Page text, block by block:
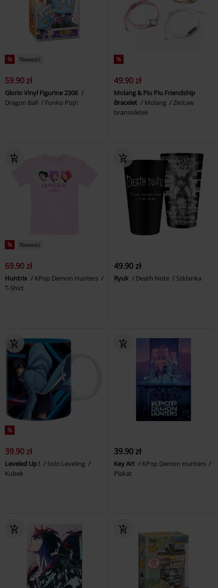
% Nowość
59.90 zł
Glorio Vinyl Figurine 2306
Dragon Ball
Funko Pop!
%
49.90 zł
Molang & Piu Piu Friendship
Bracelet
Molang
Zestaw
bransoletek
% Nowość
69.90 zł
Huntrix
KPop Demon Hunters
T-Shirt
49.90 zł
Ryuk Death Note Szklanka
%
39.90 zł
Leveled Up !
Solo Leveling
Kubek
39.90 zł
Key Art
KPop Demon Hunters
Plakat